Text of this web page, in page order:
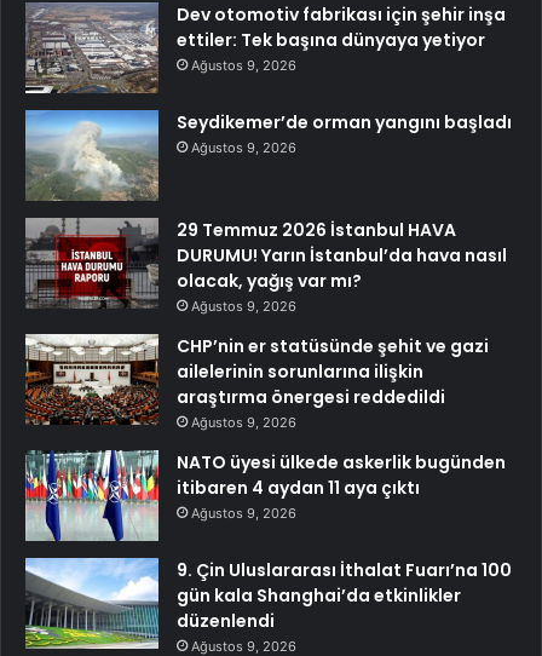
Dev otomotiv fabrikası için şehir inşa
ettiler: Tek başına dünyaya yetiyor
Ağustos 9, 2026
Seydikemer’de orman yangını başladı
Ağustos 9, 2026
29 Temmuz 2026 İstanbul HAVA
DURUMU! Yarın İstanbul’da hava nasıl
olacak, yağış var mı?
Ağustos 9, 2026
CHP’nin er statüsünde şehit ve gazi
ailelerinin sorunlarına ilişkin
araştırma önergesi reddedildi
Ağustos 9, 2026
NATO üyesi ülkede askerlik bugünden
itibaren 4 aydan 11 aya çıktı
Ağustos 9, 2026
9. Çin Uluslararası İthalat Fuarı’na 100
gün kala Shanghai’da etkinlikler
düzenlendi
Ağustos 9, 2026